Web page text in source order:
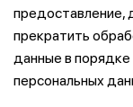
предоставление,
прекратить
данные в
персональных